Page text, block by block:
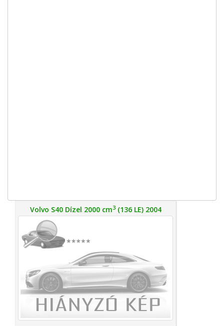
Volvo S40 Dízel 2000 cm3(136 LE) 2004